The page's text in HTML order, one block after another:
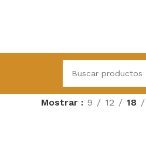
Mostrar 9 12 18